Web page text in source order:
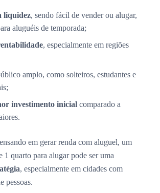
liquidez, sendo fácil de vender ou alugar,
aluguéis de temporada;
, especialmente em regiões
amplo, como solteiros, estudantes e
investimento inicial comparado a
em gerar renda com aluguel, um
1 quarto para alugar pode ser uma
, especialmente em cidades com
pessoas.